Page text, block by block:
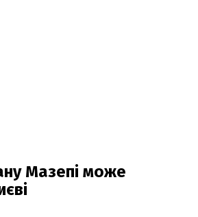
Мазепі може